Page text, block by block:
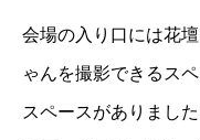
会場の入り口には花
ゃんを撮影できるス
スペースがありました